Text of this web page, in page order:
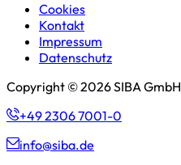
Cookies
Kontakt
Impressum
Datenschutz
Copyright © 2026 SIBA GmbH
+49 2306 7001-0
info@siba.de